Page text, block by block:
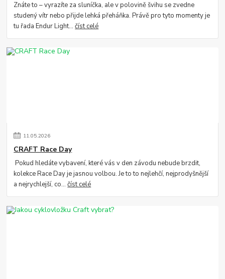
Znáte to – vyrazíte za sluníčka, ale v polovině švihu se zvedne
studený vítr nebo přijde lehká přeháňka. Právě pro tyto momenty je
tu řada Endur Light...číst celé
11.05.2026
CRAFT Race Day
Pokud hledáte vybavení, které vás v den závodu nebude brzdit,
kolekce Race Day je jasnou volbou. Je to to nejlehčí, nejprodyšnější
a nejrychlejší, co...číst celé